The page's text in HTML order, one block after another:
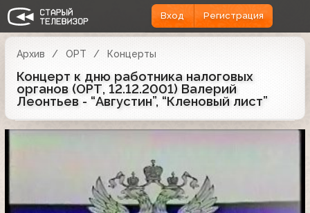
Вход Регистрация
Архив ОРТ Концерты
Концерт к дню работника налоговых
органов (ОРТ, 12.12.2001) Валерий
Леонтьев - “Августин”, “Кленовый лист”